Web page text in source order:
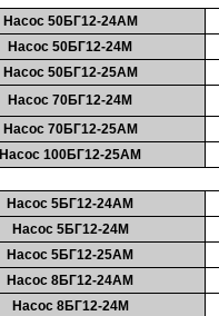
Насос 50БГ12-24АМ
Насос 50БГ12-24М
Насос 50БГ12-25АМ
Насос 70БГ12-24М
Насос 70БГ12-25АМ
Насос 100БГ12-25АМ
Насос 5БГ12-24АМ
Насос 5БГ12-24М
Насос 5БГ12-25АМ
Насос 8БГ12-24АМ
Насос 8БГ12-24М